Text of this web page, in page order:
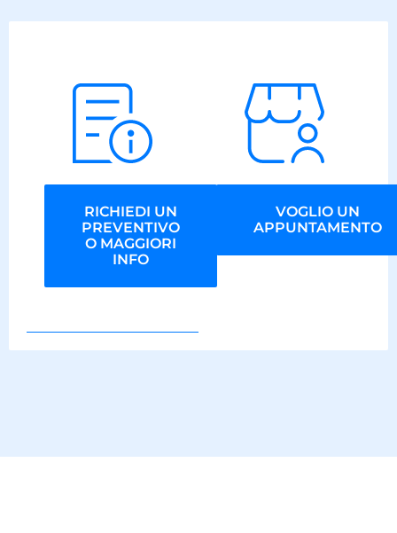
RICHIEDI UN
PREVENTIVO
O MAGGIORI
INFO
VOGLIO UN
APPUNTAMENTO